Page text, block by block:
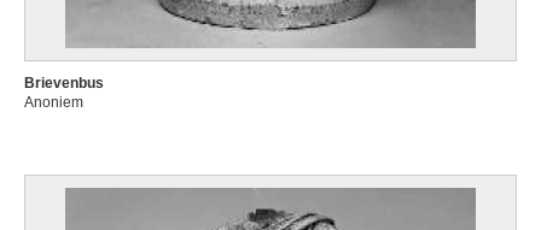
Brievenbus
Anoniem